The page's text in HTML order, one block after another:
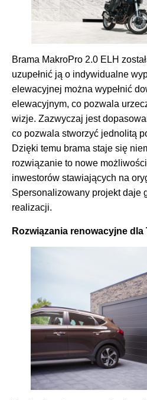
Brama MakroPro 2.0 ELH
uzupełnić ją o indywidualne
elewacyjnej można wypełnić
elewacyjnym, co pozwala
wizje. Zazwyczaj jest
co pozwala stworzyć jednolitą
Dzięki temu brama staje się
rozwiązanie to nowe
inwestorów stawiających na
Spersonalizowany projekt daje
realizacji.
Rozwiązania renowacyjne dla